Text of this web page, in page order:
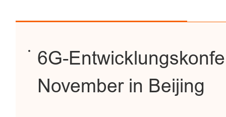
6G-
November in Beijing